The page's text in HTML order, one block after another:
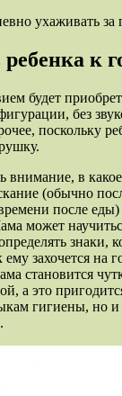
ухаживать за
к
будет
без
поскольку
внимание, в
(обычно
после еды)
может
знаки,
ему захочется на
становится
а это
гигиены, но